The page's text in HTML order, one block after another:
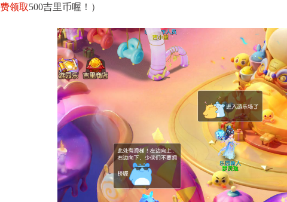
费领取500吉里币喔！）